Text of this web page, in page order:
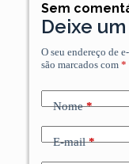
Sem
Deixe
O seu endereço de
são marcados com *
Nome*
E-mail*